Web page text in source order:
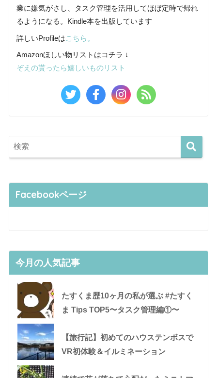
業に嫌気がさし、タスク管理を活用してほぼ定時で帰れ
るようになる。Kindle本を出版しています
詳しいProfileはこちら。
Amazonほしい物リストはコチラ ↓
ぞえの貰ったら嬉しいものリスト
Facebookページ
今月の人気記事
たすくま歴10ヶ月の私が選ぶ #たすく
ま Tips TOP5〜タスク管理編①〜
【旅行記】初めてのハウステンボスで
VR初体験＆イルミネーション